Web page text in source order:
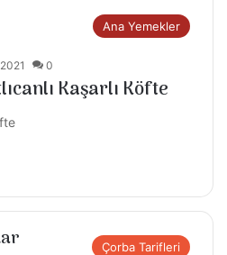
Ana Yemekler
0
Kaşarlı Köfte
Çorba Tarifleri